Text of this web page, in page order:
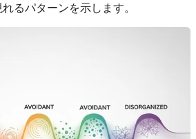
るパターンを示します。